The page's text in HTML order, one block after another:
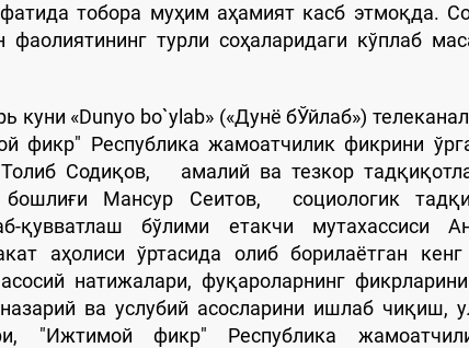
тобора муҳим аҳамият касб этмоқда.
фаолиятининг турли соҳаларидаги кўплаб
куни «Dunyo bо`ylab» («Дунё бЎйлаб»)
фикр" Республика жамоатчилик фикрини
Толиб Содиқов, амалий ва тезкор
Мансур Сеитов, социологик
қувватлаш бўлими етакчи мутахассиси
аҳолиси ўртасида олиб борилаётган
натижалари, фуқароларнинг
ва услубий асосларини ишлаб чиқиш,
"Ижтимой фикр" Республика